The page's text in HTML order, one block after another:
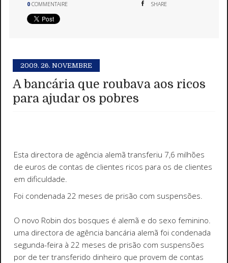
0 COMMENTAIRE SHARE
2009. 26. NOVEMBRE
A bancária que roubava aos ricos
para ajudar os pobres
Esta directora de agência alemã transferiu 7,6 milhões
de euros de contas de clientes ricos para os de clientes
em dificuldade.
Foi condenada 22 meses de prisão com suspensões.
O novo Robin dos bosques é alemã e do sexo feminino.
uma directora de agência bancária alemã foi condenada
segunda-feira à 22 meses de prisão com suspensões
por de ter transferido dinheiro que provem de contas